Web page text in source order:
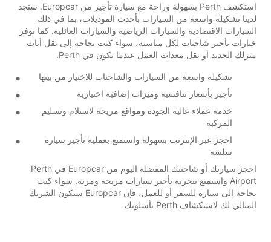
استكشف Perth بسهولة وراحة مع سيارة تأجير من Europcar. ستجد
لدينا تشكيلة واسعة من السيارات بأحدث الموديلات، بما في ذلك
السيارات الاقتصادية والسيارات الرياضية والسيارات العائلية. كما نوفر
خيارات تأجير شاحنات لكل مناسبة، سواء كنت بحاجة إلى نقل أثاث
منزلك الجديد أو نقل معدات العمل عندما تكون في Perth.
تشكيلة واسعة من السيارات والشاحنات للاختيار من بينها
تأجير بأسعار تنافسية وميزات إضافية اختيارية
خدمة عملاء عالية الجودة ومواقع مريحة لاستلام وتسليم
المركبة
احجز عبر الإنترنت بسهولة واستمتع بعملية تأجير سيارة
سلسة
احجز سيارتك أو شاحنتك المفضلة اليوم من Europcar في Perth
Airport واستمتع بتجربة تأجير سيارات مريحة ومرنة. سواء كنت
بحاجة إلى سيارة للسفر أو للعمل، فإن Europcar ستكون الشريك
المثالي لك لاستكشاف Perth بأسلوبك